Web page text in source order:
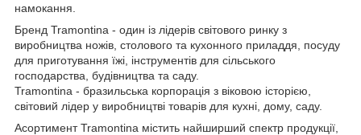
намокання.
Бренд Tramontina - один із лідерів світового ринку з
виробництва ножів, столового та кухонного приладдя, посуду
для приготування їжі, інструментів для сільського
господарства, будівництва та саду.
Tramontina - бразильська корпорація з віковою історією,
світовий лідер у виробництві товарів для кухні, дому, саду.
Асортимент Tramontina містить найширший спектр продукції,